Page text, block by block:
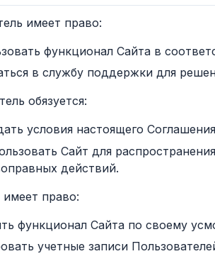
имеет право:
функционал Сайта в
в службу поддержки для
обязуется:
условия настоящего
Сайт для
действий.
право:
функционал Сайта по своему
учетные записи